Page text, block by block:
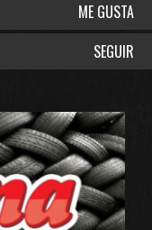
ME GUSTA
SEGUIR